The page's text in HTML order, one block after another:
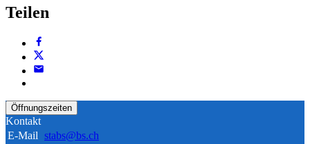
Teilen
Öffnungszeiten
Kontakt
E-Mail stabs@bs.ch